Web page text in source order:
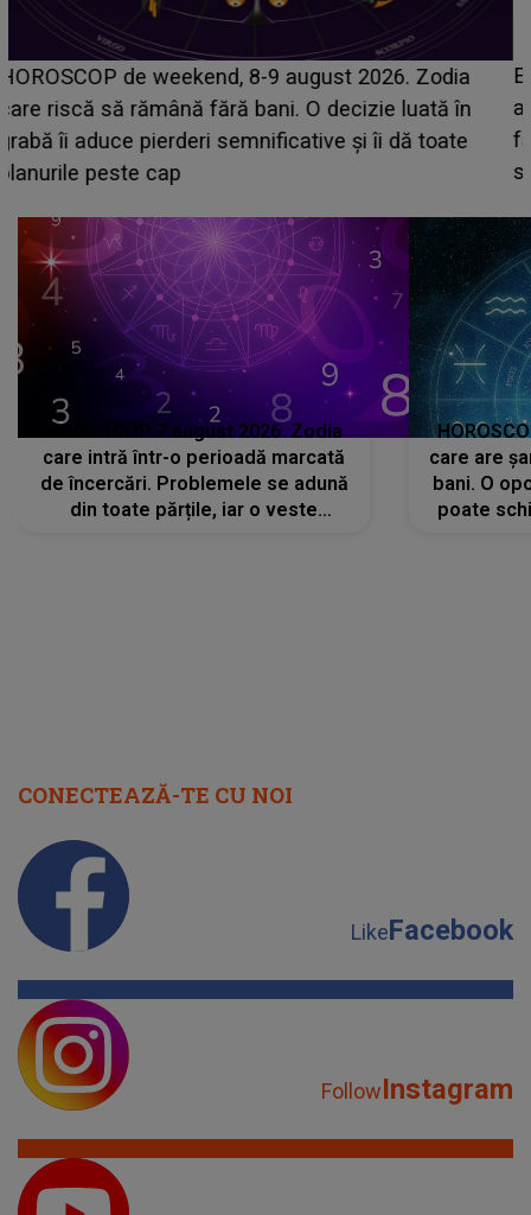
Emanuel a ținut ACEST DETALIU ASCUNS până
acum! În fața Alexandrei, concurentul din Casa Iubirii
face o MĂRTURISIRE NEAȘTEPTATĂ despre mama
sa: "I-am spus și ei în față, eu nu te iubesc pentru
HOROSCOP 7 august 2026. Zodia
care intră într-o perioadă marcată
de încercări. Problemele se adună
din toate părțile, iar o veste
care are
bani. O
poate
CONECTEAZĂ-TE CU NOI
LikeFacebook
FollowInstagram